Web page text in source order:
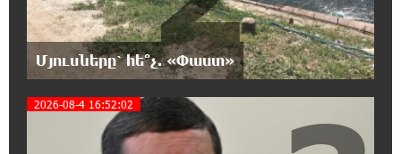
Վեհափառ Հայրապետի շուրջ խայտառակ
զարգացումների, Գյուղացիներին
վերաբերող առաջնային հարցերի մասին՝
գյուղտեխնիկայից մինչև անվճար երթուղի. Անդրանիկ
Գևորգյան
18:25:05 7-08-2026
Թուրքական ապրանքանիշը դադարեցնում է
Մյուսները՝ հե՞չ. «Փաստ»
2026-08-4 16:52:02